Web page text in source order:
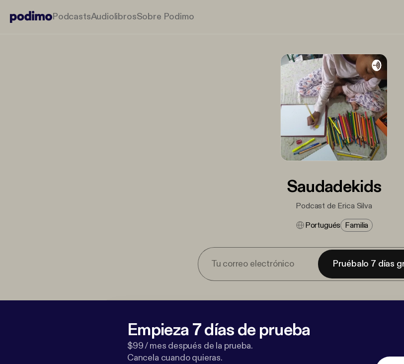
PodcastsAudiolibrosSobre Podimo
Saudadekids
Podcast de Erica Silva
Portugués Familia
Pruébalo 7 días
Empieza 7 días de prueba
$99 / mes después de la prueba.
Cancela cuando quieras.